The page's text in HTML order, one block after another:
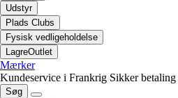
Udstyr
Plads Clubs
Fysisk vedligeholdelse
LagreOutlet
Mærker
Kundeservice i Frankrig Sikker betaling
Søg